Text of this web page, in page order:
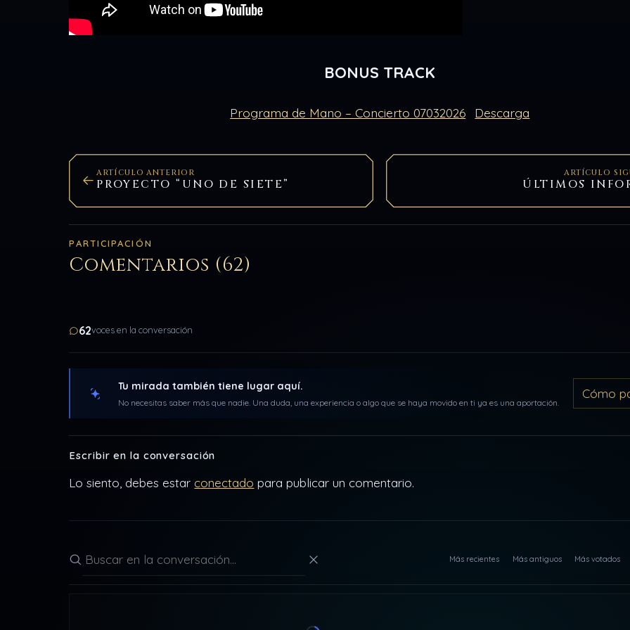
BONUS TRACK
Programa de Mano – Concierto 07032026 Descarga
ARTÍCULO ANTERIOR
PROYECTO “UNO DE SIETE”
ARTÍCULO
ÚLTIMOS
PARTICIPACIÓN
Comentarios (62)
62voces en la conversación
Tu mirada también tiene lugar aquí.
No necesitas saber más que nadie. Una duda, una experiencia o algo que se haya movido en ti ya es una aportación.
Cómo
Escribir en la conversación
Lo siento, debes estar conectado para publicar un comentario.
Buscar en la conversación
Más recientes Más antiguos Más votados